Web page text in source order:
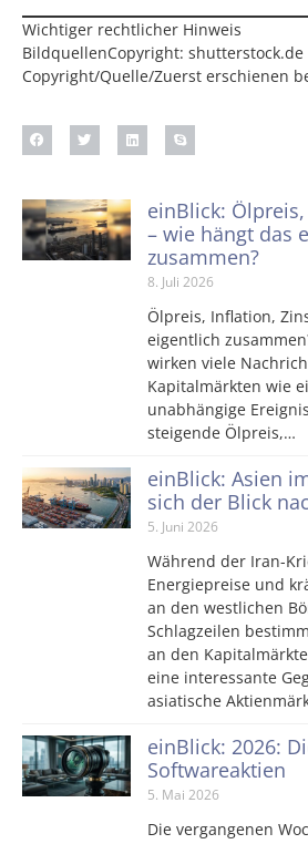
Wichtiger rechtlicher Hinweis
BildquellenCopyright: shutterstock.de
Copyright/Quelle/Zuerst erschienen
einBlick:
– wie hängt das
zusammen?
8. Juli 2026
Ölpreis, Inflation,
eigentlich
wirken viele
Kapitalmärkten wie
unabhängige
steigende Ölpreis,…
einBlick: Asien
sich der Blick
5. Juni 2026
Während der Iran-
Energiepreise und
an den westlichen
Schlagzeilen
an den
eine interessante
asiatische
einBlick: 2026:
Softwareaktien
5. Mai 2026
Die vergangenen